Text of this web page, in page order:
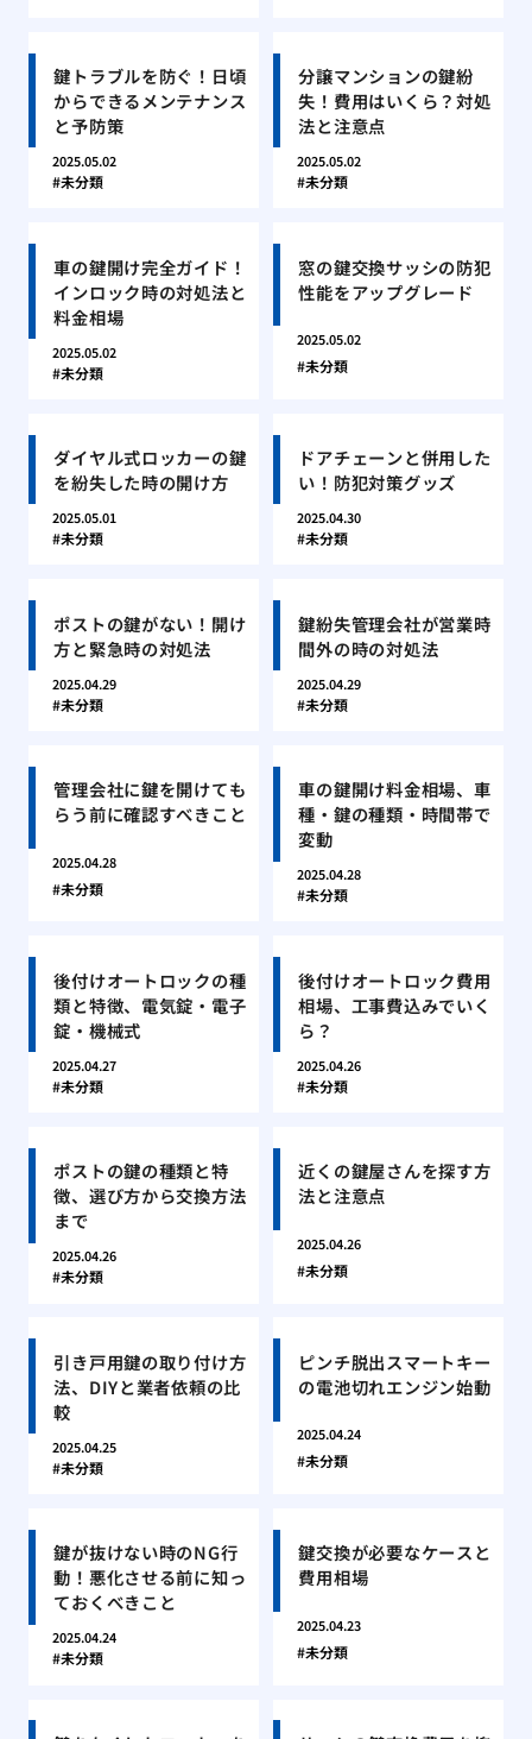
鍵トラブルを防ぐ！日頃
からできるメンテナンス
と予防策
2025.05.02
未分類
分譲マンションの鍵紛
失！費用はいくら？対処
法と注意点
2025.05.02
未分類
車の鍵開け完全ガイド！
インロック時の対処法と
料金相場
2025.05.02
未分類
窓の鍵交換サッシの防犯
性能をアップグレード
2025.05.02
未分類
ダイヤル式ロッカーの鍵
を紛失した時の開け方
2025.05.01
未分類
ドアチェーンと併用した
い！防犯対策グッズ
2025.04.30
未分類
ポストの鍵がない！開け
方と緊急時の対処法
2025.04.29
未分類
鍵紛失管理会社が営業時
間外の時の対処法
2025.04.29
未分類
管理会社に鍵を開けても
らう前に確認すべきこと
2025.04.28
未分類
車の鍵開け料金相場、車
種・鍵の種類・時間帯で
変動
2025.04.28
未分類
後付けオートロックの種
類と特徴、電気錠・電子
錠・機械式
2025.04.27
未分類
後付けオートロック費用
相場、工事費込みでいく
ら？
2025.04.26
未分類
ポストの鍵の種類と特
徴、選び方から交換方法
まで
2025.04.26
未分類
近くの鍵屋さんを探す方
法と注意点
2025.04.26
未分類
引き戸用鍵の取り付け方
法、DIYと業者依頼の比
較
2025.04.25
未分類
ピンチ脱出スマートキー
の電池切れエンジン始動
2025.04.24
未分類
鍵が抜けない時のNG行
動！悪化させる前に知っ
ておくべきこと
2025.04.24
未分類
鍵交換が必要なケースと
費用相場
2025.04.23
未分類